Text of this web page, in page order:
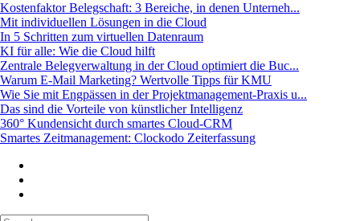
Kostenfaktor Belegschaft: 3 Bereiche, in denen Unterneh...
Mit individuellen Lösungen in die Cloud
In 5 Schritten zum virtuellen Datenraum
KI für alle: Wie die Cloud hilft
Zentrale Belegverwaltung in der Cloud optimiert die Buc...
Warum E-Mail Marketing? Wertvolle Tipps für KMU
Wie Sie mit Engpässen in der Projektmanagement-Praxis u...
Das sind die Vorteile von künstlicher Intelligenz
360° Kundensicht durch smartes Cloud-CRM
Smartes Zeitmanagement: Clockodo Zeiterfassung